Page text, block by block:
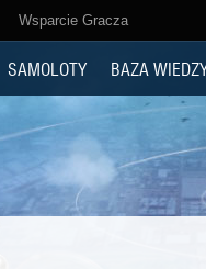
Wsparcie Gracza
SAMOLOTY BAZA